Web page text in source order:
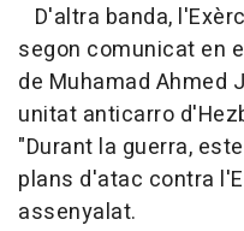
D'altra banda,
segon comunicat en
de Muhamad Ahmed
unitat anticarro
"Durant la guerra,
plans d'atac contra
assenyalat.